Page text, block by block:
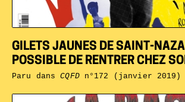
GILETS JAUNES DE SAINT-
POSSIBLE DE RENTRER CHEZ
Paru dansCQFDn°172 (janvier 2019)